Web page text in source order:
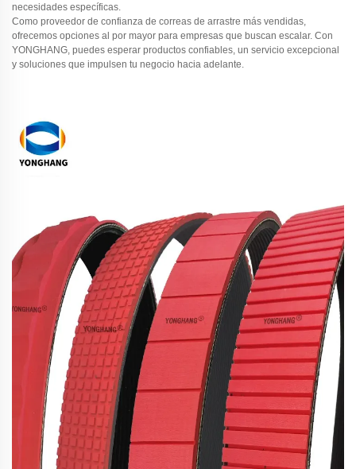
necesidades específicas.
Como proveedor de confianza de correas de arrastre más vendidas,
ofrecemos opciones al por mayor para empresas que buscan escalar. Con
YONGHANG, puedes esperar productos confiables, un servicio excepcional
y soluciones que impulsen tu negocio hacia adelante.